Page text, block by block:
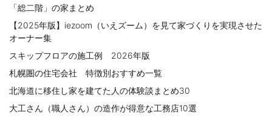
子供たちも大工の技に感動！札幌技能フェス
2009.07.22
みんなで作った小さなわが家５ ありがとう！家づくりの仲間たち
2009.06.06
みんなで作った小さなわが家４ 立ちはだかる「予算の壁」
2009.05.09
みんなで作った小さなわが家３ 「あれよあれよ」と土地入手
「総二階」の家まとめ
【2025年版】iezoom（いえズーム）を見て家づくりを実現させた
オーナー集
スキップフロアの施工例 2026年版
札幌圏の住宅会社 特徴別おすすめ一覧
北海道に移住し家を建てた人の体験談まとめ30
大工さん（職人さん）の造作が得意な工務店10選